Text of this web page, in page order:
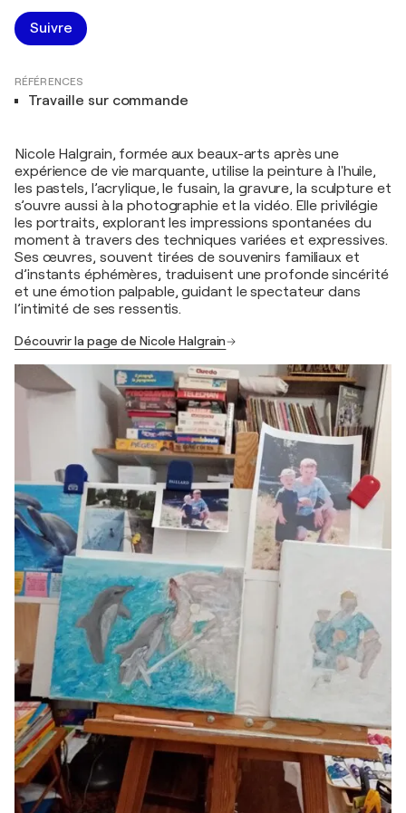
Suivre
RÉFÉRENCES
Travaille sur commande
Nicole Halgrain, formée aux beaux-arts après une
expérience de vie marquante, utilise la peinture à l'huile,
les pastels, l’acrylique, le fusain, la gravure, la sculpture et
s’ouvre aussi à la photographie et la vidéo. Elle privilégie
les portraits, explorant les impressions spontanées du
moment à travers des techniques variées et expressives.
Ses œuvres, souvent tirées de souvenirs familiaux et
d’instants éphémères, traduisent une profonde sincérité
et une émotion palpable, guidant le spectateur dans
l’intimité de ses ressentis.
Découvrir la page de Nicole Halgrain